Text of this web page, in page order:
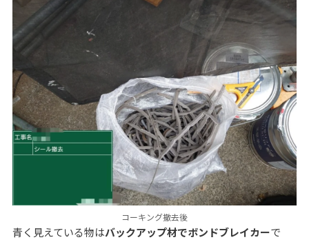
コーキング撤去後
青く見えている物はバックアップ材でボンドブレイカーで